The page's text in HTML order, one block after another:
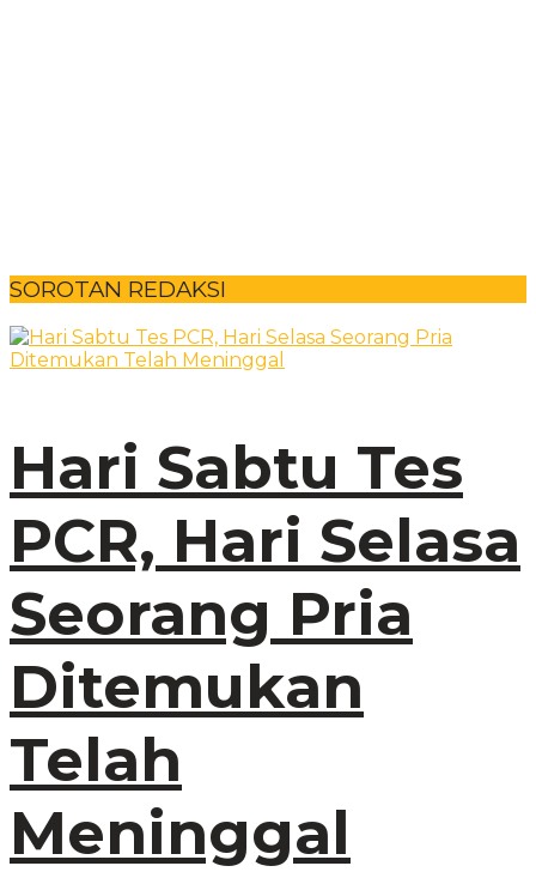
SOROTAN REDAKSI
Hari Sabtu Tes
PCR, Hari Selasa
Seorang Pria
Ditemukan
Telah
Meninggal